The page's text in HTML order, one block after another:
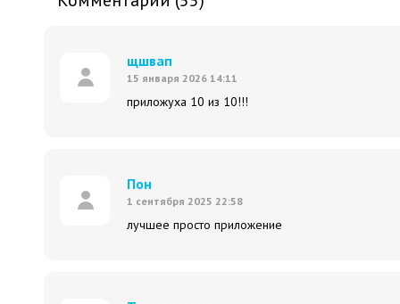
щшвап
15 января 2026 14:11
приложуха 10 из 10!!!
Пон
1 сентября 2025 22:58
лучшее просто приложение